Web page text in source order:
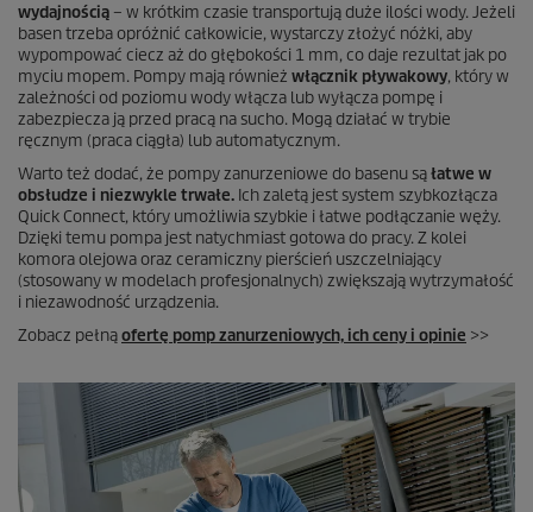
wydajnością – w krótkim czasie transportują duże ilości wody. Jeżeli
basen trzeba opróżnić całkowicie, wystarczy złożyć nóżki, aby
wypompować ciecz aż do głębokości 1 mm, co daje rezultat jak po
myciu mopem. Pompy mają również włącznik pływakowy, który w
zależności od poziomu wody włącza lub wyłącza pompę i
zabezpiecza ją przed pracą na sucho. Mogą działać w trybie
ręcznym (praca ciągła) lub automatycznym.
Warto też dodać, że pompy zanurzeniowe do basenu sąłatwe w
obsłudze i niezwykle trwałe. Ich zaletą jest system szybkozłącza
Quick Connect, który umożliwia szybkie i łatwe podłączanie węży.
Dzięki temu pompa jest natychmiast gotowa do pracy. Z kolei
komora olejowa oraz ceramiczny pierścień uszczelniający
(stosowany w modelach profesjonalnych) zwiększają wytrzymałość
i niezawodność urządzenia.
Zobacz pełnąofertę pomp zanurzeniowych, ich ceny i opinie >>